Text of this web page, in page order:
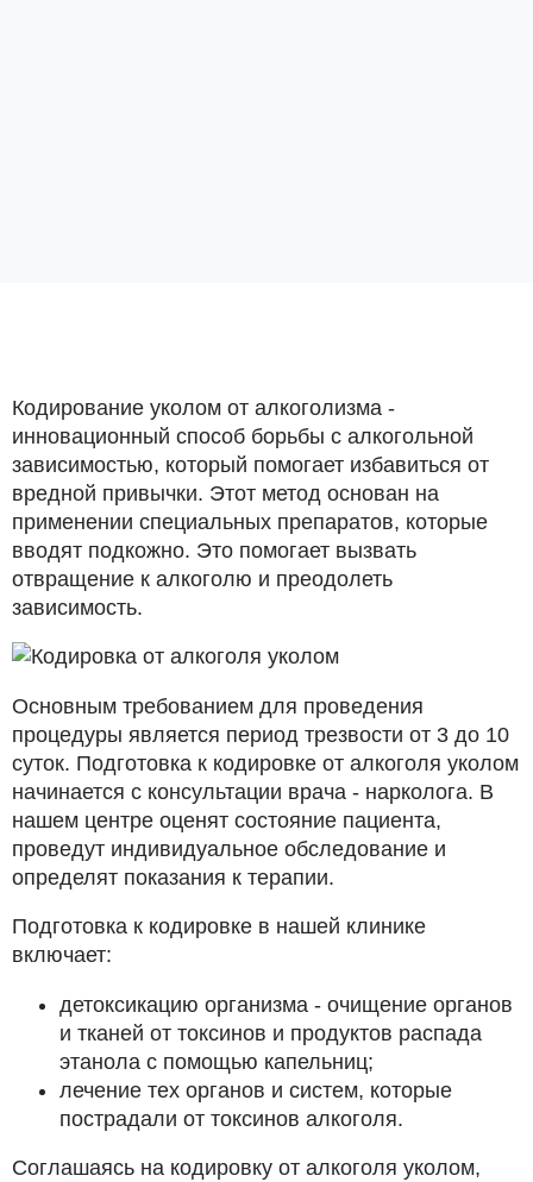
Кодирование уколом от алкоголизма -
инновационный способ борьбы с алкогольной
зависимостью, который помогает избавиться от
вредной привычки. Этот метод основан на
применении специальных препаратов, которые
вводят подкожно. Это помогает вызвать
отвращение к алкоголю и преодолеть
зависимость.
Основным требованием для проведения
процедуры является период трезвости от 3 до 10
суток. Подготовка к кодировке от алкоголя уколом
начинается с консультации врача - нарколога. В
нашем центре оценят состояние пациента,
проведут индивидуальное обследование и
определят показания к терапии.
Подготовка к кодировке в нашей клинике
включает:
детоксикацию организма - очищение органов
и тканей от токсинов и продуктов распада
этанола с помощью капельниц;
лечение тех органов и систем, которые
пострадали от токсинов алкоголя.
Соглашаясь на кодировку от алкоголя уколом,